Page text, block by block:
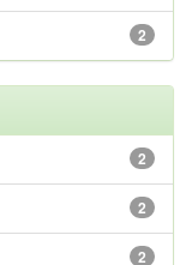
2
2
2
2